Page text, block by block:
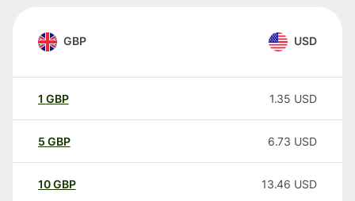
GBP USD
1 GBP 1.35 USD
5 GBP 6.73 USD
10GBP 13.46 USD